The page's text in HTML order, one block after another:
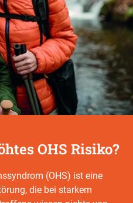
OHS Risiko?
(OHS) ist eine
die bei starkem